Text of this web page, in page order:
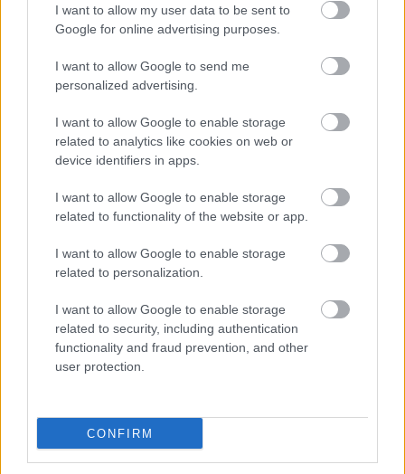
I want to allow my user data to be sent to
Google for online advertising purposes.
I want to allow Google to send me
personalized advertising.
I want to allow Google to enable storage
related to analytics like cookies on web or
device identifiers in apps.
I want to allow Google to enable storage
related to functionality of the website or app.
I want to allow Google to enable storage
related to personalization.
I want to allow Google to enable storage
related to security, including authentication
functionality and fraud prevention, and other
user protection.
CONFIRM
Přihlaste se k odběru našeho
newsletteru
Upsat
NEJČTĚNĚJŠÍ
SKI CLASSICS 06.02.2026
je ale reálný
OSTATNÍ | SKI